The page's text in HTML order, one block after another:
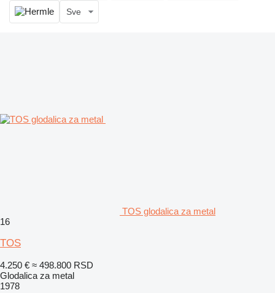
Sve
TOS glodalica za metal
16
TOS
4.250 € ≈ 498.800 RSD
Glodalica za metal
1978